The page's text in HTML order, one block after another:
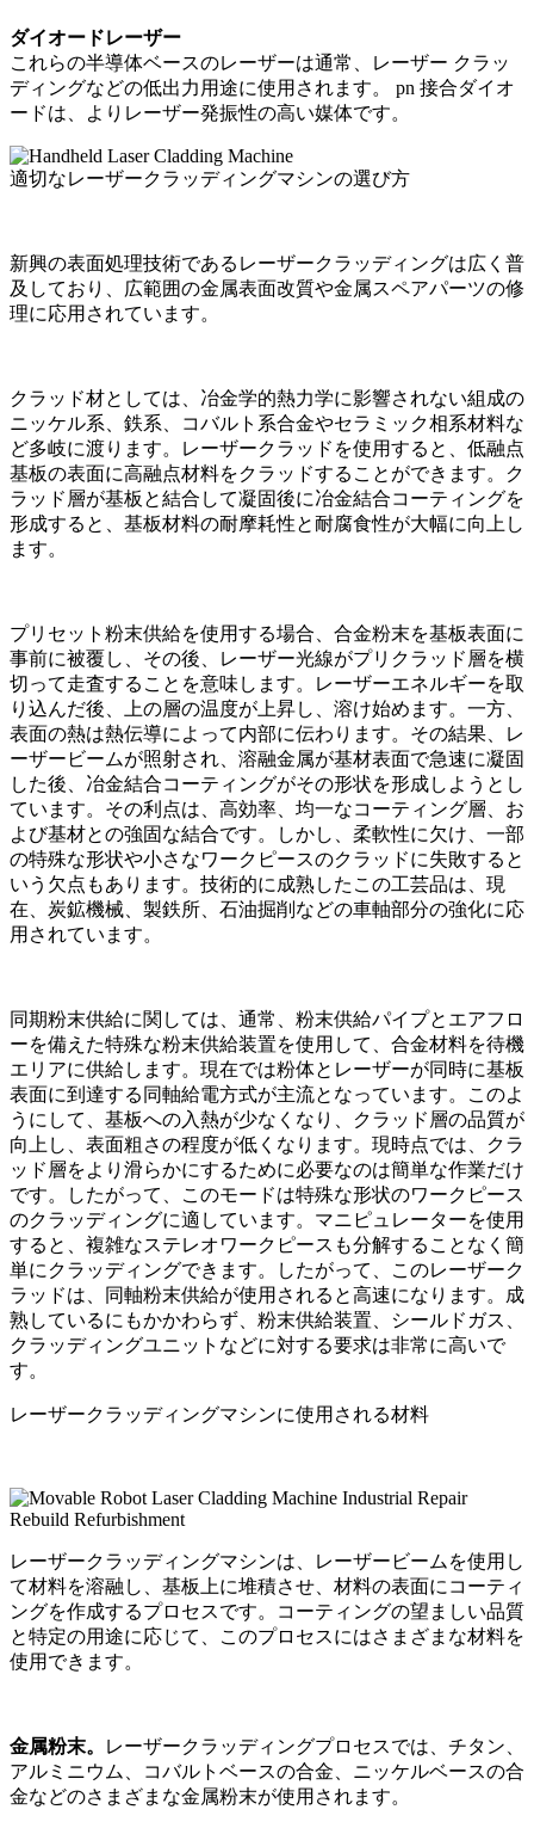
ダイオードレーザー
これらの半導体ベースのレーザーは通常、レーザー クラッ
ディングなどの低出力用途に使用されます。 pn 接合ダイオ
ードは、よりレーザー発振性の高い媒体です。
適切なレーザークラッディングマシンの選び方
新興の表面処理技術であるレーザークラッディングは広く普
及しており、広範囲の金属表面改質や金属スペアパーツの修
理に応用されています。
クラッド材としては、冶金学的熱力学に影響されない組成の
ニッケル系、鉄系、コバルト系合金やセラミック相系材料な
ど多岐に渡ります。レーザークラッドを使用すると、低融点
基板の表面に高融点材料をクラッドすることができます。ク
ラッド層が基板と結合して凝固後に冶金結合コーティングを
形成すると、基板材料の耐摩耗性と耐腐食性が大幅に向上し
ます。
プリセット粉末供給を使用する場合、合金粉末を基板表面に
事前に被覆し、その後、レーザー光線がプリクラッド層を横
切って走査することを意味します。レーザーエネルギーを取
り込んだ後、上の層の温度が上昇し、溶け始めます。一方、
表面の熱は熱伝導によって内部に伝わります。その結果、レ
ーザービームが照射され、溶融金属が基材表面で急速に凝固
した後、冶金結合コーティングがその形状を形成しようとし
ています。その利点は、高効率、均一なコーティング層、お
よび基材との強固な結合です。しかし、柔軟性に欠け、一部
の特殊な形状や小さなワークピースのクラッドに失敗すると
いう欠点もあります。技術的に成熟したこの工芸品は、現
在、炭鉱機械、製鉄所、石油掘削などの車軸部分の強化に応
用されています。
同期粉末供給に関しては、通常、粉末供給パイプとエアフロ
ーを備えた特殊な粉末供給装置を使用して、合金材料を待機
エリアに供給します。現在では粉体とレーザーが同時に基板
表面に到達する同軸給電方式が主流となっています。このよ
うにして、基板への入熱が少なくなり、クラッド層の品質が
向上し、表面粗さの程度が低くなります。現時点では、クラ
ッド層をより滑らかにするために必要なのは簡単な作業だけ
です。したがって、このモードは特殊な形状のワークピース
のクラッディングに適しています。マニピュレーターを使用
すると、複雑なステレオワークピースも分解することなく簡
単にクラッディングできます。したがって、このレーザーク
ラッドは、同軸粉末供給が使用されると高速になります。成
熟しているにもかかわらず、粉末供給装置、シールドガス、
クラッディングユニットなどに対する要求は非常に高いで
す。
レーザークラッディングマシンに使用される材料
レーザークラッディングマシンは、レーザービームを使用し
て材料を溶融し、基板上に堆積させ、材料の表面にコーティ
ングを作成するプロセスです。コーティングの望ましい品質
と特定の用途に応じて、このプロセスにはさまざまな材料を
使用できます。
金属粉末。
レーザークラッディングプロセスでは、チタン、
アルミニウム、コバルトベースの合金、ニッケルベースの合
金などのさまざまな金属粉末が使用されます。